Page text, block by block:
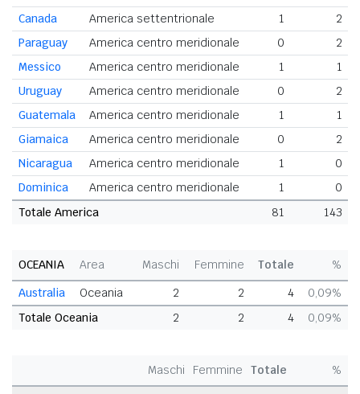
Canada
America settentrionale 1
2
Paraguay
America centro meridionale 0
2
Messico
America centro meridionale 1
1
Uruguay
America centro meridionale 0
2
Guatemala
America centro meridionale 1
1
Giamaica
America centro meridionale 0
2
Nicaragua
America centro meridionale 1
0
Dominica
America centro meridionale 1
0
Totale America
81 143
OCEANIA Area Maschi Femmine Totale
%
Australia
Oceania 2 2 4
0,09%
Totale Oceania
2 2 4 0,09%
Maschi Femmine Totale
%